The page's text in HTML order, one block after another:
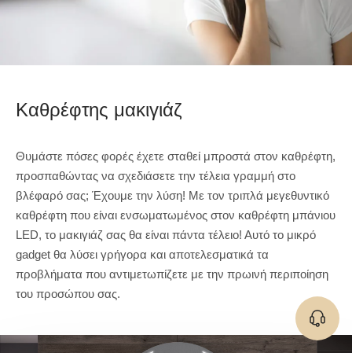
Καθρέφτης μακιγιάζ
Θυμάστε πόσες φορές έχετε σταθεί μπροστά στον καθρέφτη,
προσπαθώντας να σχεδιάσετε την τέλεια γραμμή στο
βλέφαρό σας; Έχουμε την λύση! Με τον τριπλά μεγεθυντικό
καθρέφτη που είναι ενσωματωμένος στον καθρέφτη μπάνιου
LED, το μακιγιάζ σας θα είναι πάντα τέλειο! Αυτό το μικρό
gadget θα λύσει γρήγορα και αποτελεσματικά τα
προβλήματα που αντιμετωπίζετε με την πρωινή περιποίηση
του προσώπου σας.